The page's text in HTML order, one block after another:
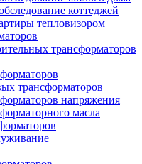
коттеджей
тепловизором
трансформаторов
трансформаторов
напряжения
масла